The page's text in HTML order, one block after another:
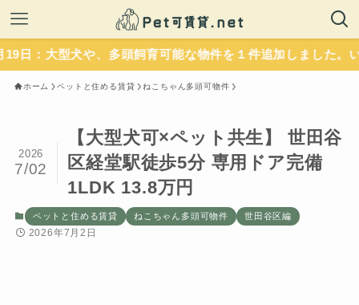
、多頭飼育可能な物件を１件追加しました。いずれもペッ
ホーム ペットと住める賃貸 ねこちゃん多頭可物件
【大型犬可×ペット共生】 世田谷
区経堂駅徒歩5分 専用ドア完備
1LDK 13.8万円
2026
7/02
ペットと住める賃貸 ねこちゃん多頭可物件 世田谷区編
2026年7月2日